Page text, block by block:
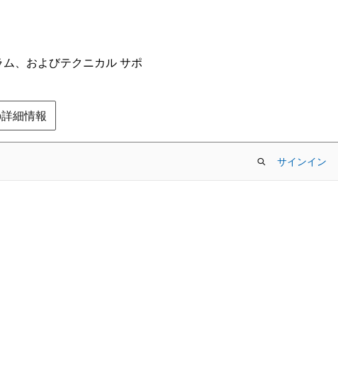
、およびテクニカル サポ
細情報
サインイン